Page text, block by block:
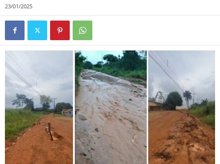
23/01/2025